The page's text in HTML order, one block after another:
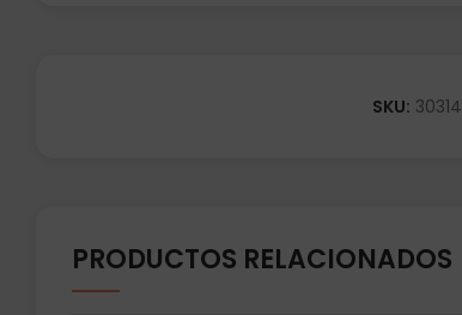
SKU: 30314
PRODUCTOS RELACIONADOS